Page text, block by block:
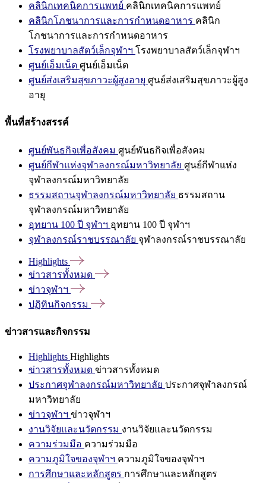
คลินิกเทคนิคการแพทย์ คลินิกเทคนิคการแพทย์
คลินิกโภชนาการและการกำหนดอาหาร คลินิก
โภชนาการและการกำหนดอาหาร
โรงพยาบาลสัตว์เล็กจุฬาฯ โรงพยาบาลสัตว์เล็กจุฬาฯ
ศูนย์เอ็มเน็ต ศูนย์เอ็มเน็ต
ศูนย์ส่งเสริมสุขภาวะผู้สูงอายุ ศูนย์ส่งเสริมสุขภาวะผู้สูง
อายุ
พื้นที่สร้างสรรค์
ศูนย์พันธกิจเพื่อสังคม ศูนย์พันธกิจเพื่อสังคม
ศูนย์กีฬาแห่งจุฬาลงกรณ์มหาวิทยาลัย ศูนย์กีฬาแห่ง
จุฬาลงกรณ์มหาวิทยาลัย
ธรรมสถานจุฬาลงกรณ์มหาวิทยาลัย ธรรมสถาน
จุฬาลงกรณ์มหาวิทยาลัย
อุทยาน 100 ปี จุฬาฯ อุทยาน 100 ปี จุฬาฯ
จุฬาลงกรณ์ราชบรรณาลัย จุฬาลงกรณ์ราชบรรณาลัย
Highlights
ข่าวสารทั้งหมด
ข่าวจุฬาฯ
ปฏิทินกิจกรรม
ข่าวสารและกิจกรรม
Highlights Highlights
ข่าวสารทั้งหมด ข่าวสารทั้งหมด
ประกาศจุฬาลงกรณ์มหาวิทยาลัย ประกาศจุฬาลงกรณ์
มหาวิทยาลัย
ข่าวจุฬาฯ ข่าวจุฬาฯ
งานวิจัยและนวัตกรรม งานวิจัยและนวัตกรรม
ความร่วมมือ ความร่วมมือ
ความภูมิใจของจุฬาฯ ความภูมิใจของจุฬาฯ
การศึกษาและหลักสูตร การศึกษาและหลักสูตร